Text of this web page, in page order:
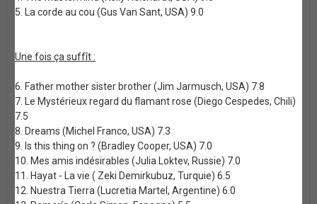
5. La corde au cou (Gus Van Sant, USA) 9.0
Une fois ça suffît :
6. Father mother sister brother (Jim Jarmusch, USA) 7.8
7. Le Mystérieux regard du flamant rose (Diego Cespedes, Chili)
7.5
8. Dreams (Michel Franco, USA) 7.3
9. Is this thing on ? (Bradley Cooper, USA) 7.0
10. Mes amis indésirables (Julia Loktev, Russie) 7.0
11. Hayat - La vie ( Zeki Demirkubuz, Turquie) 6.5
12. Nuestra Tierra (Lucretia Martel, Argentine) 6.0